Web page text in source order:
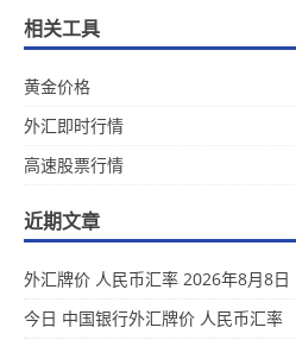
相关工具
黄金价格
外汇即时行情
高速股票行情
近期文章
外汇牌价 人民币汇率 2026年8月8日
今日 中国银行外汇牌价 人民币汇率